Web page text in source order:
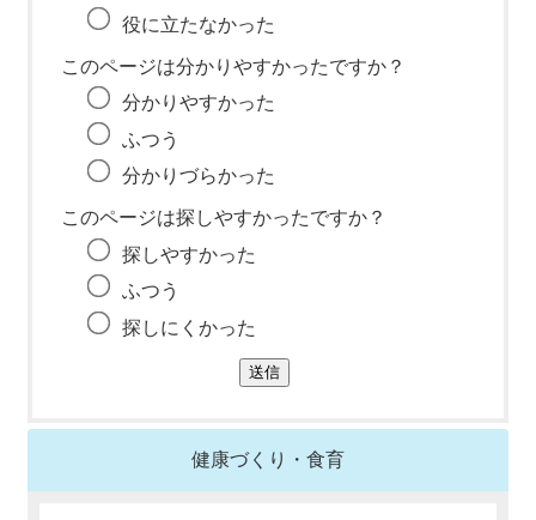
役に立たなかった
このページは分かりやすかったですか？
分かりやすかった
ふつう
分かりづらかった
このページは探しやすかったですか？
探しやすかった
ふつう
探しにくかった
健康づくり・食育